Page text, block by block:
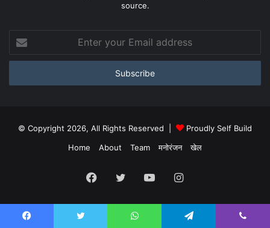
source.
your
Email
© Copyright 2026, All Rights Reserved |
Proudly Self Build
Home
About Team मनोरंजन खेल
Facebook
TwitterYouTubeInstagram